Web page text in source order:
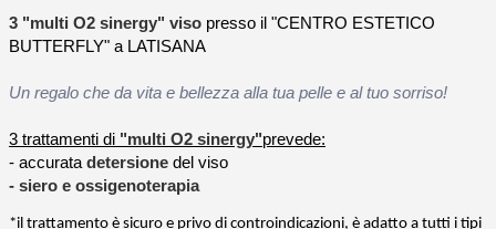
3 "multi O2 sinergy" viso presso il "CENTRO ESTETICO
BUTTERFLY" a LATISANA
Un regalo che da vita e bellezza alla tua pelle e al tuo sorriso!
3 trattamenti di "multi O2 sinergy"prevede:
- accurata detersione del viso
- siero e ossigenoterapia
*il trattamento è sicuro e privo di controindicazioni, è adatto a tutti i tipi